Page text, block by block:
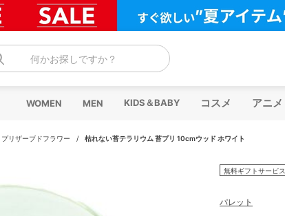
何かお探しですか？
WOMEN MEN KIDS＆BABY コスメ アニメ
プリザーブドフラワー / 枯れない苔テラリウム 苔プリ 10cmウッド ホワイト
無料ギフトサービス
パレット